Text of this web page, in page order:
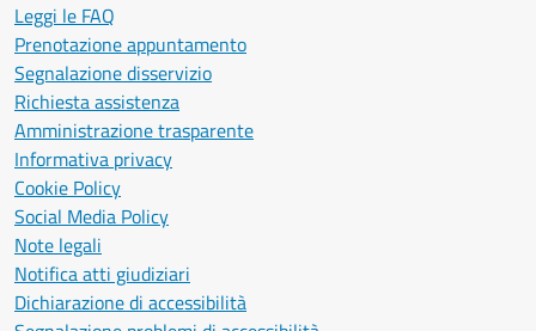
Leggi le FAQ
Prenotazione appuntamento
Segnalazione disservizio
Richiesta assistenza
Amministrazione trasparente
Informativa privacy
Cookie Policy
Social Media Policy
Note legali
Notifica atti giudiziari
Dichiarazione di accessibilità